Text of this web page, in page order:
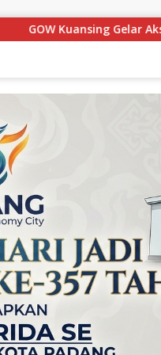
Wujud Kepedulian